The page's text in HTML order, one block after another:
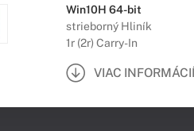
Win10H 64-bit
strieborný Hliník
1r (2r) Carry-In
VIAC INFORMÁCIÍ